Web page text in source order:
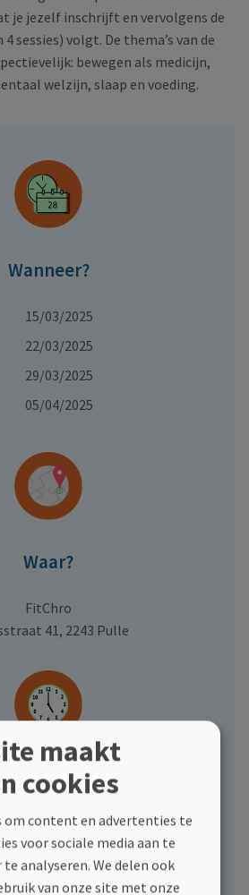
je jezelf inschrijft en vervolgens de
sessies) volgt. De thema’s van de
bewegen als medicijn,
welzijn, slaap en voeding.
Wanneer?
15/03/2025
22/03/2025
29/03/2025
05/04/2025
Waar?
FitChro
41, 2243 Pulle
Hoe laat?
10:00 tot 12:00 uur.
maakt
cookies
om content en advertenties te
voor sociale media aan te
analyseren. We delen ook
van onze site met onze